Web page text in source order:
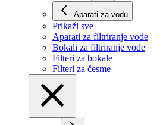
Aparati za vodu
Prikaži svе
Aparati za filtriranje vode
Bokali za filtriranje vode
Filteri za bokale
Filteri za česme